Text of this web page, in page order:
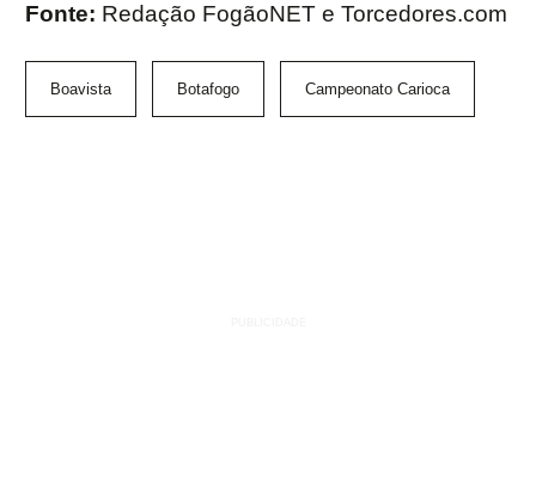
Fonte: Redação FogãoNET e Torcedores.com
Boavista Botafogo Campeonato Carioca